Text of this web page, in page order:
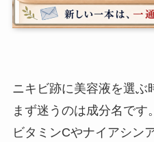
ニキビ跡に美容液を選ぶ
まず迷うのは成分名です。
ビタミンCやナイアシン